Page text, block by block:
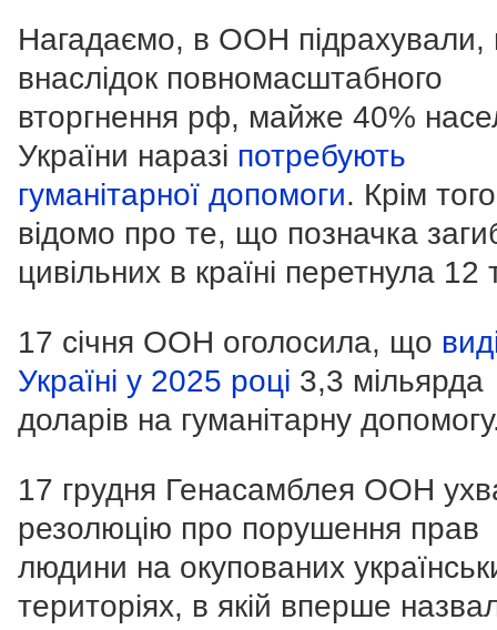
Нагадаємо, в ООН
внаслідок повномасштабного
вторгнення рф, майже 40%
України наразі потребують
гуманітарної допомоги. Крім
відомо про те, що позначка
цивільних в країні перетнула 12
17 січня ООН оголосила, що
Україні у 2025 році 3,3 мільярда
доларів на гуманітарну
17 грудня Генасамблея ООН
резолюцію про порушення прав
людини на окупованих
територіях, в якій вперше